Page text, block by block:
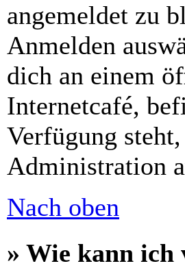
angemeldet zu
Anmelden
dich an einem
Internetcafé,
Verfügung
Administration
Nach oben
» Wie kann ich